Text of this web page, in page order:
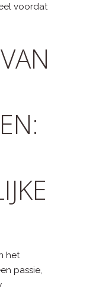
voordat
het
passie,